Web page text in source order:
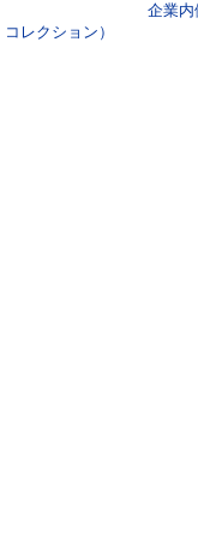
レクション）
企業